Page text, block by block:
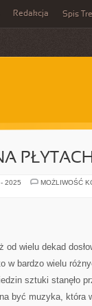
Redakcja Spis
2025
MOŻLIWOŚĆ
wielu dekad
w bardzo wielu
sztuki stanęło
być muzyka, która